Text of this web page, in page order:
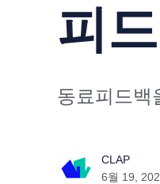
피
동료피드백
CLAP
6월 19,